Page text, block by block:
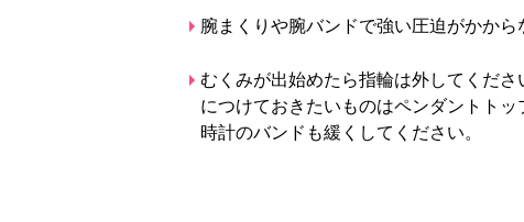
腕まくりや腕バンドで強い圧迫がかから
むくみが出始めたら指輪は外してくだ
につけておきたいものはペンダントトッ
時計のバンドも緩くしてください。